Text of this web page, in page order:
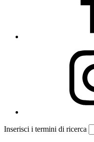
Inserisci i termini di ricerca